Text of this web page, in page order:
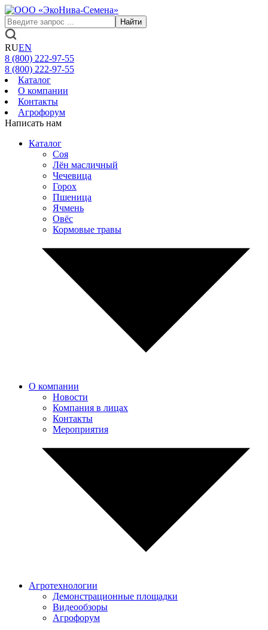
Найти
RUEN
8 (800) 222-97-55
8 (800) 222-97-55
Каталог
О компании
Контакты
Агрофорум
Написать нам
Каталог
Соя
Лён масличный
Чечевица
Горох
Пшеница
Ячмень
Овёс
Кормовые травы
О компании
Новости
Компания в лицах
Контакты
Мероприятия
Агротехнологии
Демонстрационные площадки
Видеообзоры
Агрофорум